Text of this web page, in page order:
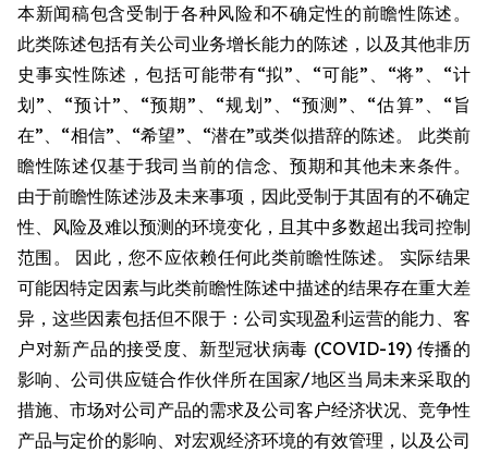
本新闻稿包含受制于各种风险和不确定性的前瞻性陈述。
此类陈述包括有关公司业务增长能力的陈述，以及其他非历
史事实性陈述，包括可能带有“拟”、“可能”、“将”、“计
划”、“预计”、“预期”、“规划”、“预测”、“估算”、“旨
在”、“相信”、“希望”、“潜在”或类似措辞的陈述。 此类前
瞻性陈述仅基于我司当前的信念、预期和其他未来条件。
由于前瞻性陈述涉及未来事项，因此受制于其固有的不确定
性、风险及难以预测的环境变化，且其中多数超出我司控制
范围。 因此，您不应依赖任何此类前瞻性陈述。 实际结果
可能因特定因素与此类前瞻性陈述中描述的结果存在重大差
异，这些因素包括但不限于：公司实现盈利运营的能力、客
户对新产品的接受度、新型冠状病毒 (COVID-19) 传播的
影响、公司供应链合作伙伴所在国家/地区当局未来采取的
措施、市场对公司产品的需求及公司客户经济状况、竞争性
产品与定价的影响、对宏观经济环境的有效管理，以及公司